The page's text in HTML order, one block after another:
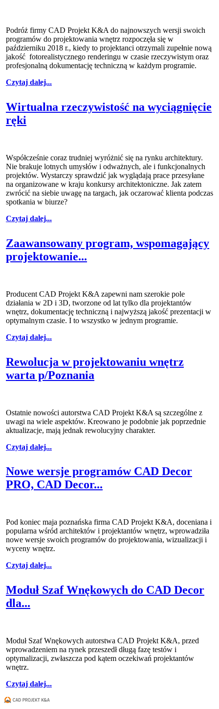
Podróż firmy CAD Projekt K&A do najnowszych wersji swoich
programów do projektowania wnętrz rozpoczęła się w
październiku 2018 r., kiedy to projektanci otrzymali zupełnie nową
jakość fotorealistycznego renderingu w czasie rzeczywistym oraz
profesjonalną dokumentację techniczną w każdym programie.
Czytaj dalej...
Wirtualna rzeczywistość na wyciągnięcie
ręki
Współcześnie coraz trudniej wyróżnić się na rynku architektury.
Nie brakuje lotnych umysłów i odważnych, ale i funkcjonalnych
projektów. Wystarczy sprawdzić jak wyglądają prace przesyłane
na organizowane w kraju konkursy architektoniczne. Jak zatem
zwrócić na siebie uwagę na targach, jak oczarować klienta podczas
spotkania w biurze?
Czytaj dalej...
Zaawansowany program, wspomagający
projektowanie...
Producent CAD Projekt K&A zapewni nam szerokie pole
działania w 2D i 3D, tworzone od lat tylko dla projektantów
wnętrz, dokumentację techniczną i najwyższą jakość prezentacji w
optymalnym czasie. I to wszystko w jednym programie.
Czytaj dalej...
Rewolucja w projektowaniu wnętrz
warta p/Poznania
Ostatnie nowości autorstwa CAD Projekt K&A są szczególne z
uwagi na wiele aspektów. Kreowano je podobnie jak poprzednie
aktualizacje, mają jednak rewolucyjny charakter.
Czytaj dalej...
Nowe wersje programów CAD Decor
PRO, CAD Decor...
Pod koniec maja poznańska firma CAD Projekt K&A, doceniana i
popularna wśród architektów i projektantów wnętrz, wprowadziła
nowe wersje swoich programów do projektowania, wizualizacji i
wyceny wnętrz.
Czytaj dalej...
Moduł Szaf Wnękowych do CAD Decor
dla...
Moduł Szaf Wnękowych autorstwa CAD Projekt K&A, przed
wprowadzeniem na rynek przeszedł długą fazę testów i
optymalizacji, zwłaszcza pod kątem oczekiwań projektantów
wnętrz.
Czytaj dalej...